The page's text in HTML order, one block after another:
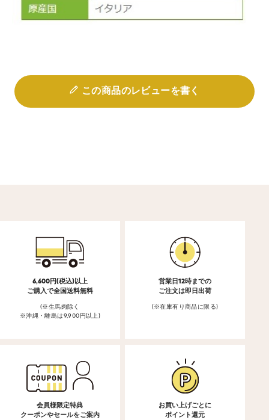
この商品のレビューを書く
6,600円(税込)以上
ご購入で全国送料無料
(※生馬肉除く
※沖縄・離島は9,900円以上)
営業日12時までの
ご注文は即日出荷
(※在庫有り商品に限る)
会員様限定特典
クーポンやセールをご案内
お買い上げごとに
ポイント還元